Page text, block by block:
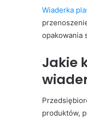
Wiaderka
opakowania
Jakie
produktów,